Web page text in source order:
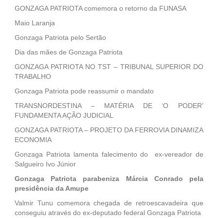
GONZAGA PATRIOTA comemora o retorno da FUNASA
Maio Laranja
Gonzaga Patriota pelo Sertão
Dia das mães de Gonzaga Patriota
GONZAGA PATRIOTA NO TST – TRIBUNAL SUPERIOR DO
TRABALHO
Gonzaga Patriota pode reassumir o mandato
TRANSNORDESTINA – MATÉRIA DE ‘O PODER’
FUNDAMENTA AÇÃO JUDICIAL
GONZAGA PATRIOTA – PROJETO DA FERROVIA DINAMIZA
ECONOMIA
Gonzaga Patriota lamenta falecimento do ex-vereador de
Salgueiro Ivo Júnior
Gonzaga Patriota parabeniza Márcia Conrado pela
presidência da Amupe
Valmir Tunu comemora chegada de retroescavadeira que
conseguiu através do ex-deputado federal Gonzaga Patriota